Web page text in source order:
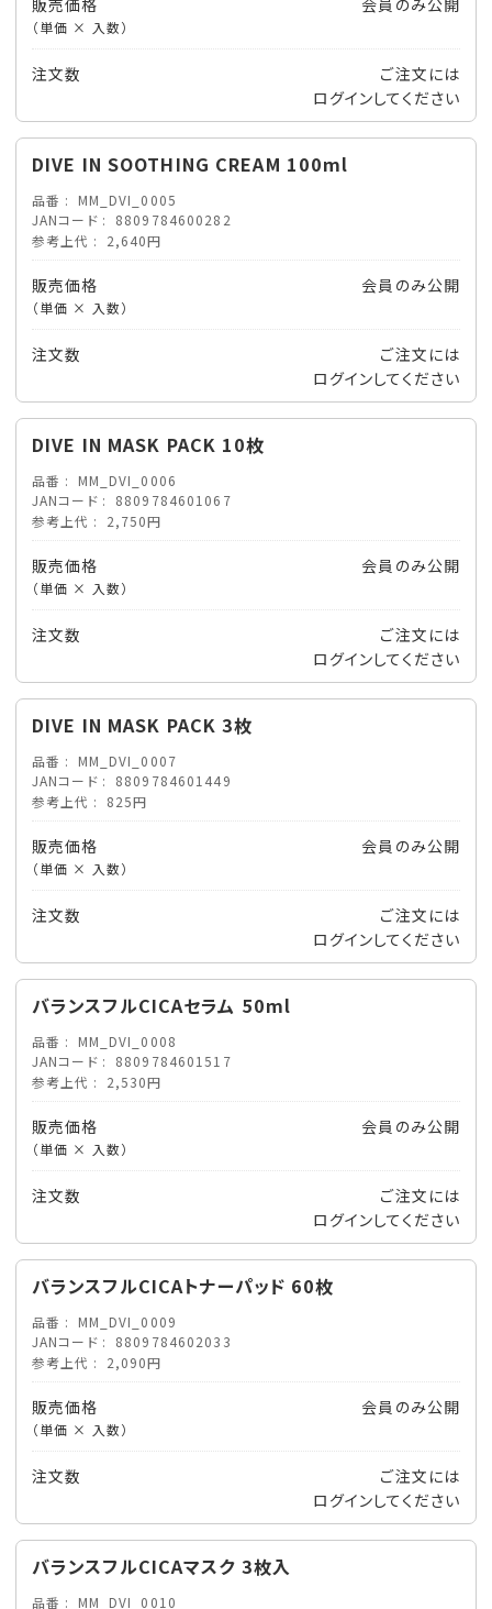
（単価 × 入数）
注文数
ご注文には
ログインしてください
DIVE IN SOOTHING CREAM 100ml
品番
MM_DVI_0005
JANコード
8809784600282
参考上代
2,640円
販売価格
（単価 × 入数）
会員のみ公開
注文数
ご注文には
ログインしてください
DIVE IN MASK PACK 10枚
品番
MM_DVI_0006
JANコード
8809784601067
参考上代
2,750円
販売価格
（単価 × 入数）
会員のみ公開
注文数
ご注文には
ログインしてください
DIVE IN MASK PACK 3枚
品番
MM_DVI_0007
JANコード
8809784601449
参考上代
825円
販売価格
（単価 × 入数）
会員のみ公開
注文数
ご注文には
ログインしてください
バランスフルCICAセラム 50ml
品番
MM_DVI_0008
JANコード
8809784601517
参考上代
2,530円
販売価格
（単価 × 入数）
会員のみ公開
注文数
ご注文には
ログインしてください
バランスフルCICAトナーパッド 60枚
品番
MM_DVI_0009
JANコード
8809784602033
参考上代
2,090円
販売価格
（単価 × 入数）
会員のみ公開
注文数
ご注文には
ログインしてください
バランスフルCICAマスク 3枚入
品番 MM_DVI_0010